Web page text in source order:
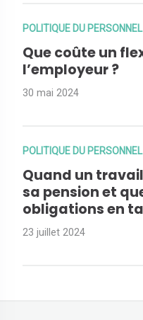
POLITIQUE DU PERSONNEL
Que coûte un
l’employeur ?
30 mai 2024
POLITIQUE DU PERSONNEL
Quand un
sa pension et
obligations en
23 juillet 2024